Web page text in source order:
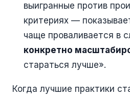
выигранные против
критериях —
чаще проваливается в
конкретно
стараться лучше».
Когда лучшие практики